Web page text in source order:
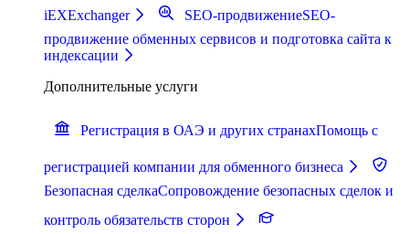
iEXExchanger SEO-продвижениеSEO-
продвижение обменных сервисов и подготовка сайта к
индексации
Дополнительные услуги
Регистрация в ОАЭ и других странахПомощь с
регистрацией компании для обменного бизнеса
Безопасная сделкаСопровождение безопасных сделок и
контроль обязательств сторон